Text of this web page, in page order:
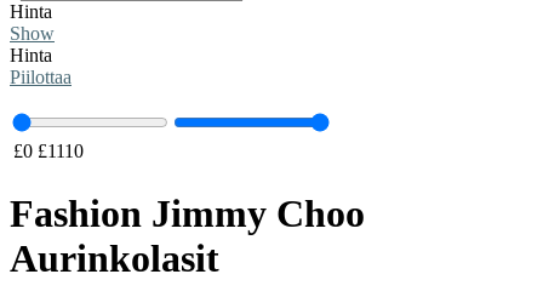
Hinta
Show
Hinta
Piilottaa
£0 £1110
Fashion Jimmy Choo
Aurinkolasit